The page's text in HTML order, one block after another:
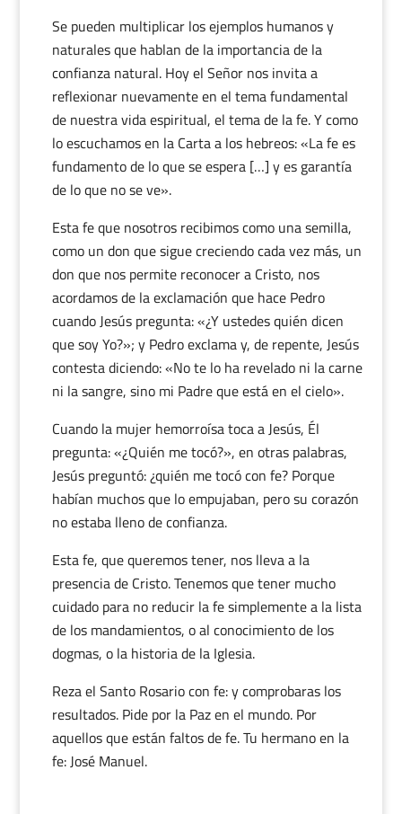
Se pueden multiplicar los ejemplos humanos y
naturales que hablan de la importancia de la
confianza natural. Hoy el Señor nos invita a
reflexionar nuevamente en el tema fundamental
de nuestra vida espiritual, el tema de la fe. Y como
lo escuchamos en la Carta a los hebreos: «La fe es
fundamento de lo que se espera […] y es garantía
de lo que no se ve».
Esta fe que nosotros recibimos como una semilla,
como un don que sigue creciendo cada vez más, un
don que nos permite reconocer a Cristo, nos
acordamos de la exclamación que hace Pedro
cuando Jesús pregunta: «¿Y ustedes quién dicen
que soy Yo?»; y Pedro exclama y, de repente, Jesús
contesta diciendo: «No te lo ha revelado ni la carne
ni la sangre, sino mi Padre que está en el cielo».
Cuando la mujer hemorroísa toca a Jesús, Él
pregunta: «¿Quién me tocó?», en otras palabras,
Jesús preguntó: ¿quién me tocó con fe? Porque
habían muchos que lo empujaban, pero su corazón
no estaba lleno de confianza.
Esta fe, que queremos tener, nos lleva a la
presencia de Cristo. Tenemos que tener mucho
cuidado para no reducir la fe simplemente a la lista
de los mandamientos, o al conocimiento de los
dogmas, o la historia de la Iglesia.
Reza el Santo Rosario con fe: y comprobaras los
resultados. Pide por la Paz en el mundo. Por
aquellos que están faltos de fe. Tu hermano en la
fe: José Manuel.